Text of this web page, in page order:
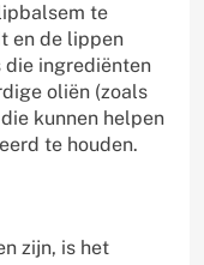
te
en de lippen
die ingrediënten
oliën (zoals
kunnen helpen
te houden.
zijn, is het